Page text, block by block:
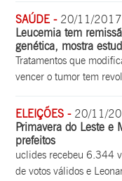
SAÚDE - 20/11/2017
Leucemia tem
genética, mostra
Tratamentos que
vencer o tumor tem
ELEIÇÕES - 20/11/
Primavera do Leste e
prefeitos
uclides recebeu 6.344
de votos válidos e